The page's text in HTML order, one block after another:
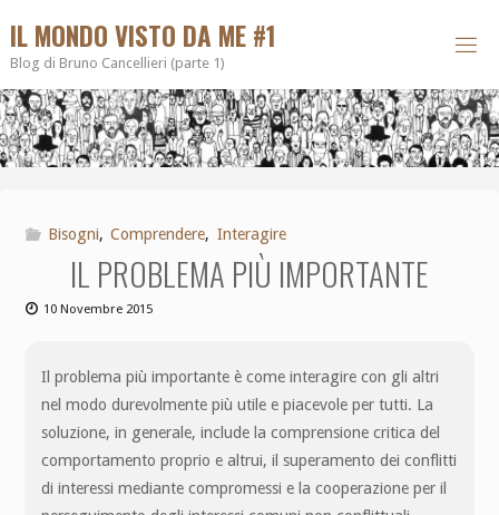
IL MONDO VISTO DA ME #1
Blog di Bruno Cancellieri (parte 1)
Bisogni, Comprendere, Interagire
IL PROBLEMA PIÙ IMPORTANTE
10 Novembre 2015
Il problema più importante è come interagire con gli altri
nel modo durevolmente più utile e piacevole per tutti. La
soluzione, in generale, include la comprensione critica del
comportamento proprio e altrui, il superamento dei conflitti
di interessi mediante compromessi e la cooperazione per il